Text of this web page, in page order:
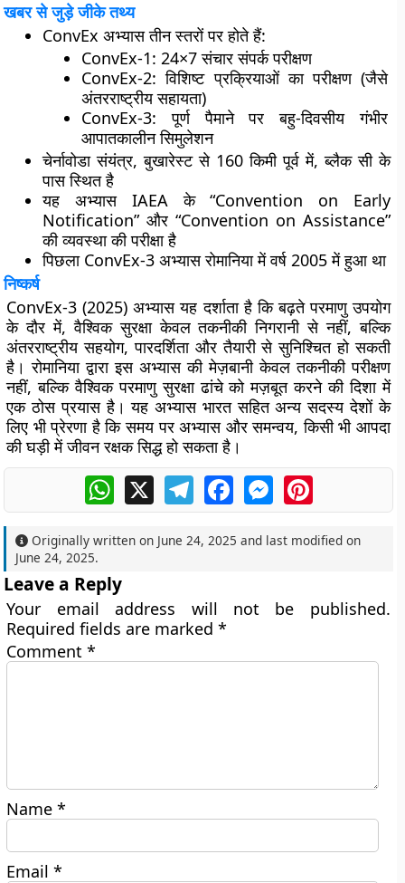
खबर से जुड़े जीके तथ्य
ConvEx अभ्यास तीन स्तरों पर होते हैं:
ConvEx-1: 24×7 संचार संपर्क परीक्षण
ConvEx-2: विशिष्ट प्रक्रियाओं का परीक्षण (जैसे
अंतरराष्ट्रीय सहायता)
ConvEx-3: पूर्ण पैमाने पर बहु-दिवसीय गंभीर
आपातकालीन सिमुलेशन
चेर्नावोडा संयंत्र, बुखारेस्ट से 160 किमी पूर्व में, ब्लैक सी के
पास स्थित है
यह अभ्यास IAEA के “Convention on Early
Notification” और “Convention on Assistance”
की व्यवस्था की परीक्षा है
पिछला ConvEx-3 अभ्यास रोमानिया में वर्ष 2005 में हुआ था
निष्कर्ष
ConvEx-3 (2025) अभ्यास यह दर्शाता है कि बढ़ते परमाणु उपयोग
के दौर में, वैश्विक सुरक्षा केवल तकनीकी निगरानी से नहीं, बल्कि
अंतरराष्ट्रीय सहयोग, पारदर्शिता और तैयारी से सुनिश्चित हो सकती
है। रोमानिया द्वारा इस अभ्यास की मेज़बानी केवल तकनीकी परीक्षण
नहीं, बल्कि वैश्विक परमाणु सुरक्षा ढांचे को मज़बूत करने की दिशा में
एक ठोस प्रयास है। यह अभ्यास भारत सहित अन्य सदस्य देशों के
लिए भी प्रेरणा है कि समय पर अभ्यास और समन्वय, किसी भी आपदा
की घड़ी में जीवन रक्षक सिद्ध हो सकता है।
WhatsApp
X TelegramFacebookMessengerPinterest
Originally written on June 24, 2025 and last modified on
June 24, 2025.
Leave a Reply
Your email address will not be published.
Required fields are marked*
Comment*
Name*
Email*